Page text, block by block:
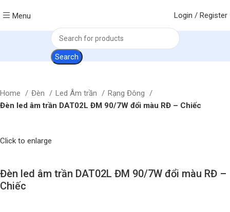
Menu Login / Register
Search
Home Đèn Led Âm trần
Rạng Đông
Đèn led âm trần DAT02L ĐM 90/7W đổi màu RĐ – Chiếc
Click to enlarge
Đèn led âm trần DAT02L ĐM 90/7W đổi màu RĐ –
Chiếc